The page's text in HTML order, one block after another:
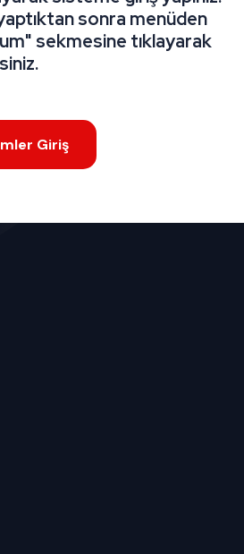
sonra menüden
sekmesine tıklayarak
Giriş